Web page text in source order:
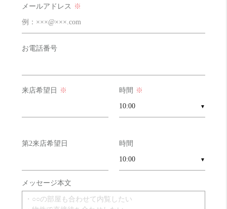
コンセプトは本物ですね
メールアドレス ※
お電話番号
来店希望日 ※ 時間 ※
▼
第2来店希望日 時間
▼
メッセージ本文